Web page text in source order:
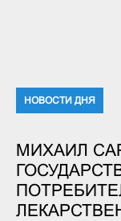
НОВОСТИ ДНЯ
МИХАИЛ